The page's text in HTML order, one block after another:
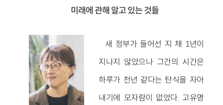
미래에 관해 알고 있는 것들
새 정부가 들어선 지 채 1년이
지나지 않았으나 그간의 시간은
하루가 천년 같다는 탄식을 자아
내기에 모자람이 없었다. 고유명